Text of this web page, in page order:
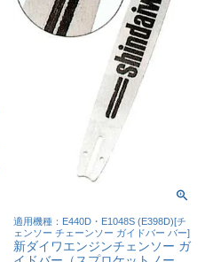
適用機種：E440D・E1048S (E398D)[チ
ェンソー チェーンソー ガイドバー バー]
新ダイワエンジンチェンソー ガ